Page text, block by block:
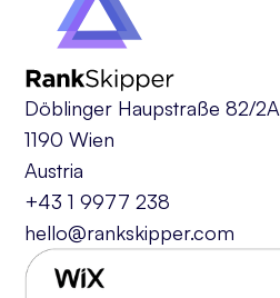
Döblinger Haupstraße 82/2A
1190 Wien
Austria
+43 1 9977 238
hello@rankskipper.com